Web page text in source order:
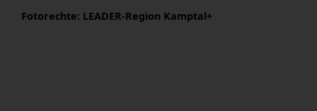
Fotorechte: LEADER-Region Kamptal+